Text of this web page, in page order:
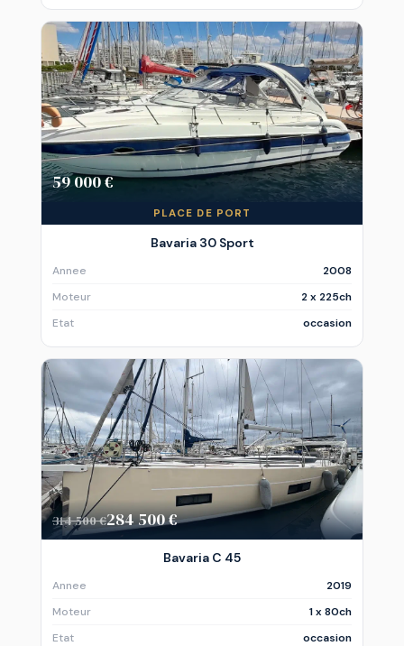
59 000 €
PLACE DE PORT
Bavaria 30 Sport
Annee
2008
Moteur
2 x 225ch
Etat
occasion
314 500 €284 500 €
Bavaria C 45
Annee
2019
Moteur
1 x 80ch
Etat
occasion